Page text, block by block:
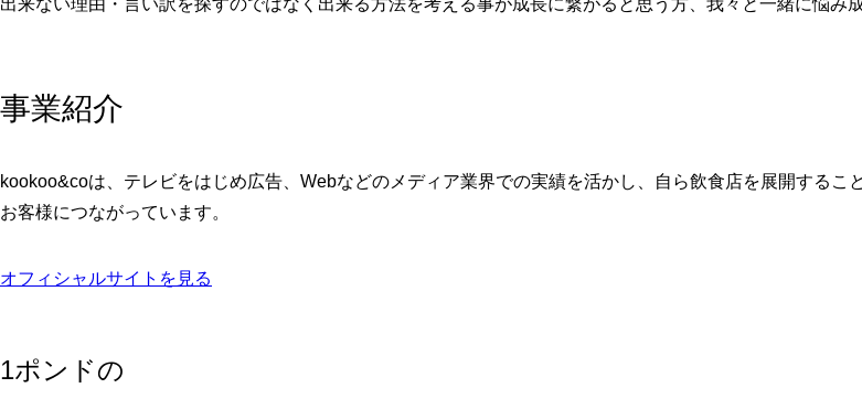
事業紹介
kookoo&coは、テレビをはじめ広告、Webなどのメディア業界での実績を活かし、自ら飲食店を展開する
お客様につながっています。
オフィシャルサイトを見る
1ポンドの